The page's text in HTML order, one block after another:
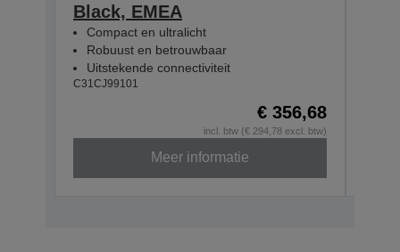
Black, EMEA
Compact en ultralicht
Robuust en betrouwbaar
Uitstekende connectiviteit
C31CJ99101
€ 356,68
incl. btw (€ 294,78 excl. btw)
Meer informatie